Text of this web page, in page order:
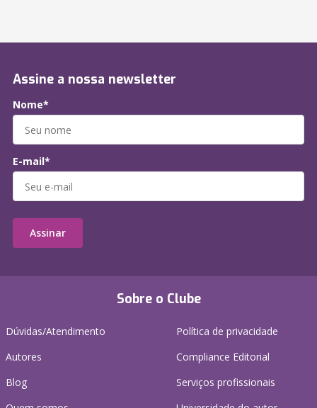
Sobre o Clube
Dúvidas/Atendimento
Autores
Blog
Política de privacidade
Compliance Editorial
Serviços profissionais
Assine a nossa newsletter
Nome*
E-mail*
Assinar